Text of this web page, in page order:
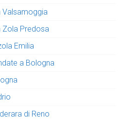
Valsamoggia
Zola Predosa
Emilia
a Bologna
di Reno